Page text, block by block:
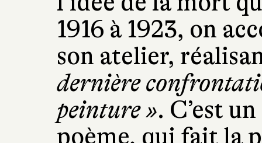
1916 à 1923, on
son atelier,
dernière
peinture ». C’est
poème, qui fait la